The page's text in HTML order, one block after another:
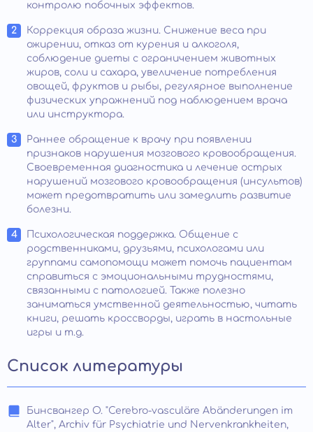
контролю побочных эффектов.
Коррекция образа жизни. Снижение веса при
ожирении, отказ от курения и алкоголя,
соблюдение диеты с ограничением животных
жиров, соли и сахара, увеличение потребления
овощей, фруктов и рыбы, регулярное выполнение
физических упражнений под наблюдением врача
или инструктора.
Раннее обращение к врачу при появлении
признаков нарушения мозгового кровообращения.
Своевременная диагностика и лечение острых
нарушений мозгового кровообращения (инсультов)
может предотвратить или замедлить развитие
болезни.
Психологическая поддержка. Общение с
родственниками, друзьями, психологами или
группами самопомощи может помочь пациентам
справиться с эмоциональными трудностями,
связанными с патологией. Также полезно
заниматься умственной деятельностью, читать
книги, решать кроссворды, играть в настольные
игры и т.д.
Список литературы
Бинсвангер О. "Cerebro-vasculäre Abänderungen im
Alter", Archiv für Psychiatrie und Nervenkrankheiten,